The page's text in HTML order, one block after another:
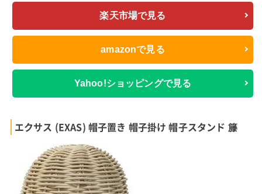
楽天市場で見る
amazonで見る
Yahoo!ショッピングで見る
エクサス (EXAS) 帽子置き 帽子掛け 帽子スタンド 籐